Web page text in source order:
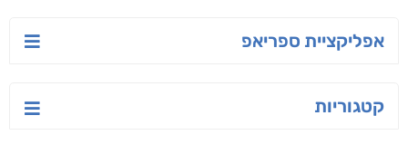
אפליקציית ספריאפ
קטגוריות